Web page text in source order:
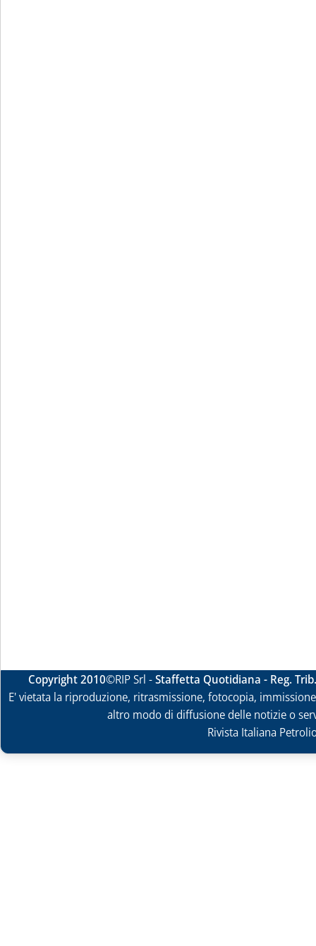
Copyright 2010©RIP Srl -Staffetta Quotidiana - Reg.
E' vietata la riproduzione, ritrasmissione, fotocopia,
altro modo di diffusione delle notizie o
Rivista Italiana